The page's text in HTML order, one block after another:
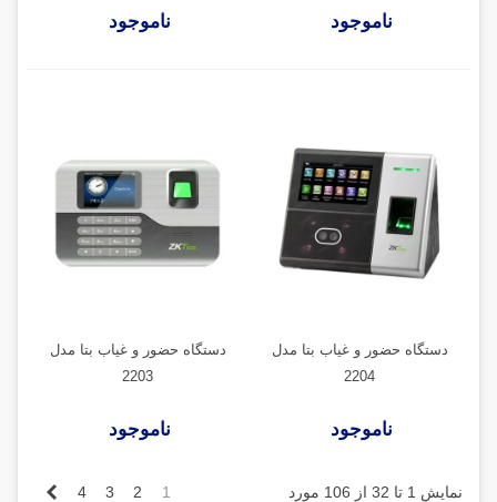
ناموجود ناموجود
دستگاه حضور و غیاب بتا مدل
2204
ناموجود
دستگاه حضور و غیاب بتا مدل
2203
ناموجود
نمایش 1 تا 32 از 106 مورد 1
2
3
4